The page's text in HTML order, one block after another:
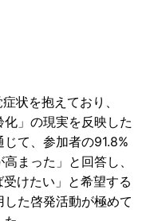
状を抱えており、
」 の現実を反映した
て、 参加者の91.8%
まった」 と回答し、
けたい」 と希望する
た啓発活動が極めて